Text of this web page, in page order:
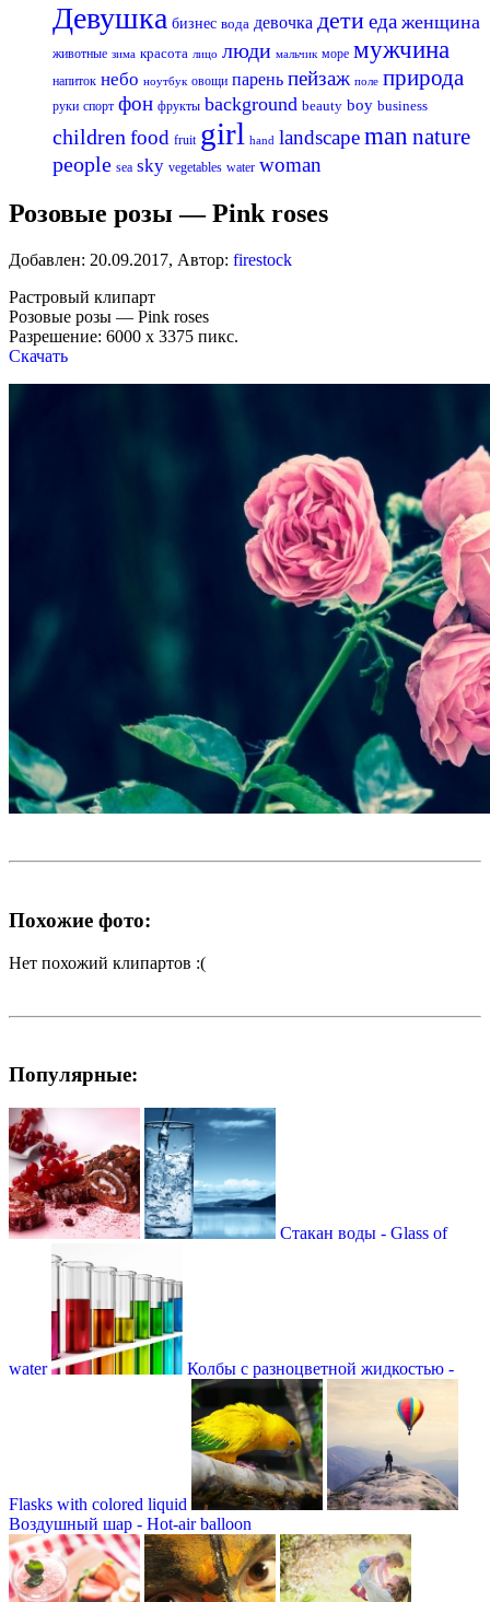
Девушка бизнес вода девочка детиеда женщина
животные зима красота лицо люди мальчик море мужчина
напиток небо ноутбук овощи парень пейзаж поле природа
руки спорт фон фрукты background beauty boy business
childrenfood fruit girl hand landscapeman nature
people sea sky vegetables water woman
Розовые розы — Pink roses
Добавлен: 20.09.2017, Автор: firestock
Растровый клипарт
Розовые розы — Pink roses
Разрешение: 6000 x 3375 пикс.
Скачать
Похожие фото:
Нет похожий клипартов :(
Популярные:
Стакан воды - Glass of
water Колбы с разноцветной жидкостью -
Flasks with colored liquid
Воздушный шар - Hot-air balloon